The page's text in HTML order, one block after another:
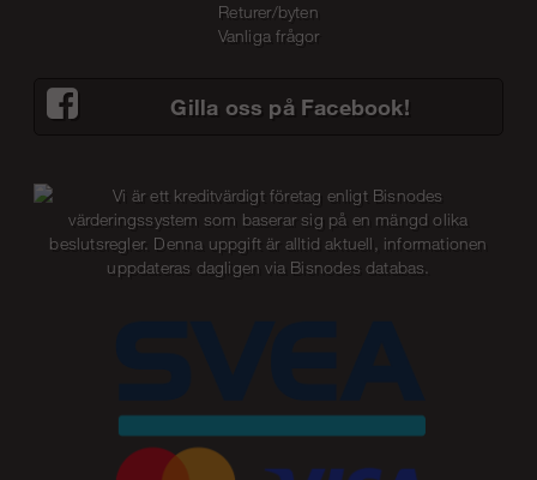
Returer/byten
Vanliga frågor
Gilla oss på Facebook!